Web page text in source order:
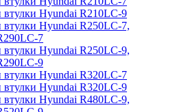
Hyundai R210LC-9
Hyundai R250LC-7,
7
Hyundai R250LC-9,
9
Hyundai R320LC-7
Hyundai R320LC-9
Hyundai R480LC-9,